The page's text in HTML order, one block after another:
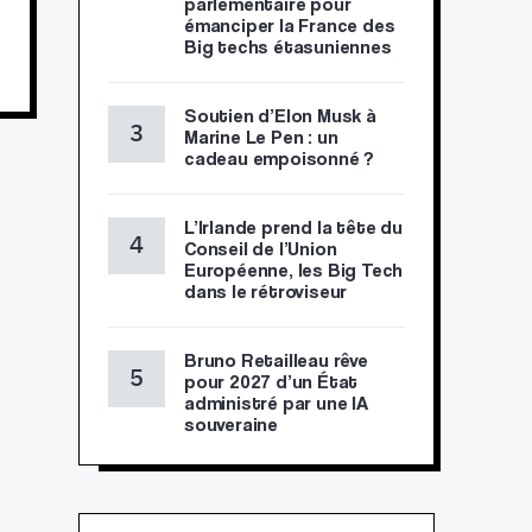
émanciper la France des
Big techs étasuniennes
Soutien d’Elon Musk à
Marine Le Pen : un
cadeau empoisonné ?
L’Irlande prend la tête du
Conseil de l’Union
Européenne, les Big Tech
dans le rétroviseur
Bruno Retailleau rêve
pour 2027 d’un État
administré par une IA
souveraine